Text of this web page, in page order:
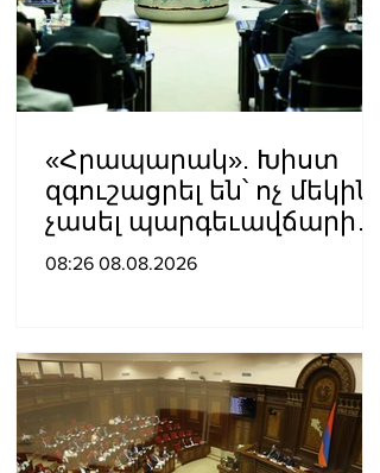
«Հրապարակ». Խիստ
զգուշացրել են՝ ոչ մեկին
չասել պարգեւավճարի
չափը, սպառնացել
08:26 08.08.2026